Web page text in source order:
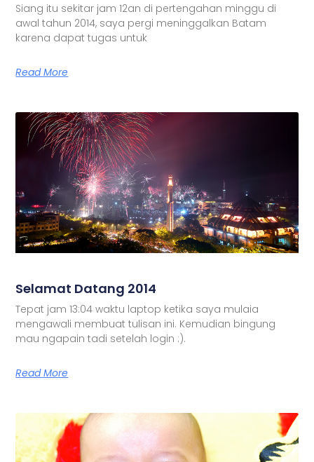
Siang itu sekitar jam 12an di pertengahan minggu di
awal tahun 2014, saya pergi meninggalkan Batam
karena dapat tugas untuk
Read More
Selamat Datang 2014
Tepat jam 13:04 waktu laptop ketika saya mulaia
mengawali membuat tulisan ini. Kemudian bingung
mau ngapain tadi setelah login :).
Read More